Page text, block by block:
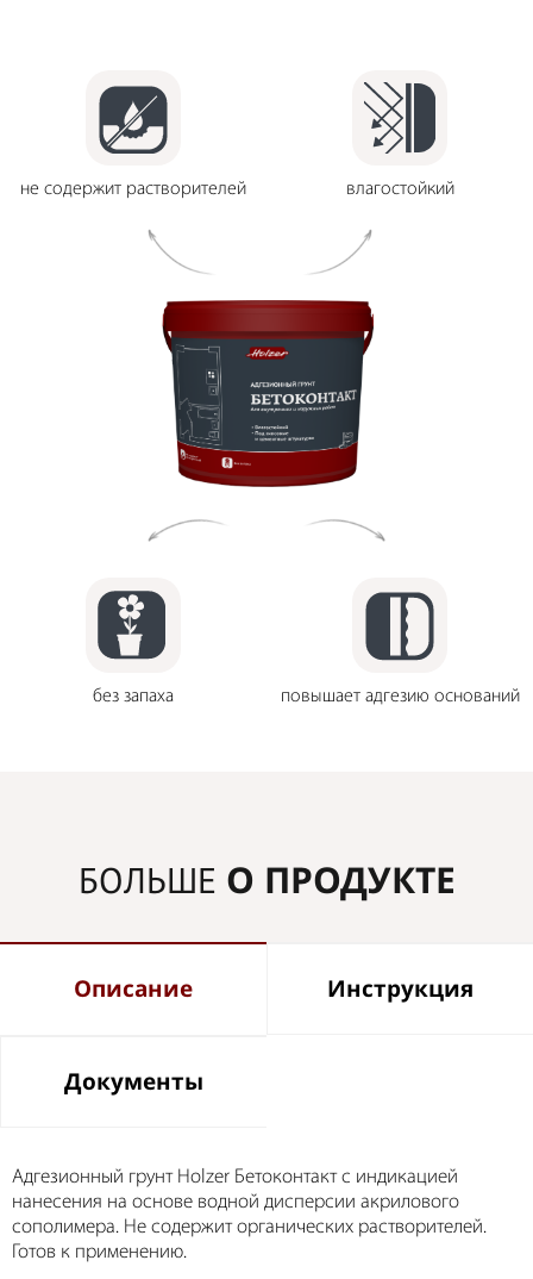
не содержит растворителей
без запаха
влагостойкий
повышает адгезию оснований
БОЛЬШЕ О ПРОДУКТЕ
Описание Инструкция
Документы
Адгезионный грунт Holzer Бетоконтакт с индикацией
нанесения на основе водной дисперсии акрилового
сополимера. Не содержит органических растворителей.
Готов к применению.